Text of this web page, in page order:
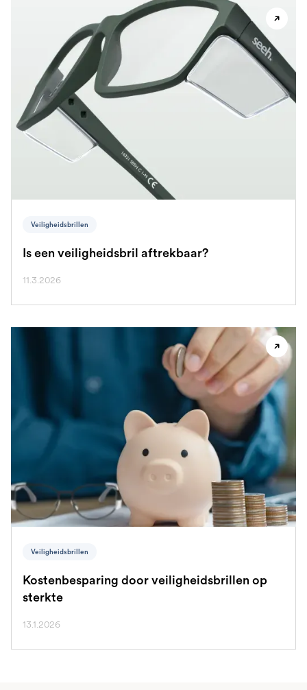
Veiligheidsbrillen
Is een veiligheidsbril aftrekbaar?
11.3.2026
Veiligheidsbrillen
Kostenbesparing door veiligheidsbrillen op
sterkte
13.1.2026